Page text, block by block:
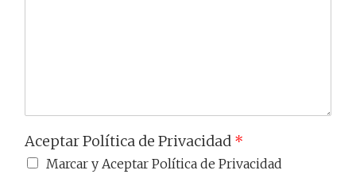
Aceptar Política de Privacidad *
Marcar y Aceptar Política de Privacidad